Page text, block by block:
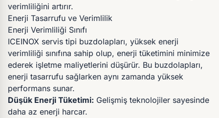
verimliliğini artırır.
Enerji Tasarrufu ve Verimlilik
Enerji Verimliliği Sınıfı
ICEINOX servis tipi buzdolapları, yüksek enerji
verimliliği sınıfına sahip olup, enerji tüketimini minimize
ederek işletme maliyetlerini düşürür. Bu buzdolapları,
enerji tasarrufu sağlarken aynı zamanda yüksek
performans sunar.
Düşük Enerji Tüketimi: Gelişmiş teknolojiler sayesinde
daha az enerji harcar.